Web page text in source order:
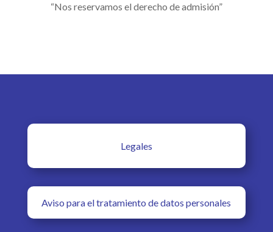
“Nos reservamos el derecho de admisión”
Legales
Aviso para el tratamiento de datos personales